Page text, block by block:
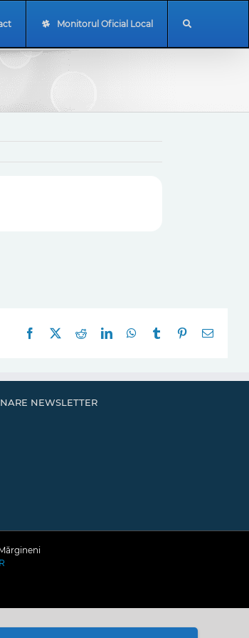
Monitorul Oficial Local
Facebook RedditLinkedInWhatsApp
Tumblr Pinterest
E-
NEWSLETTER